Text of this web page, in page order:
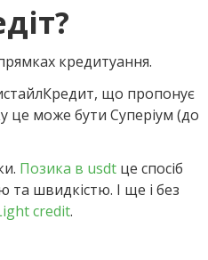
кредитуання.
що пропонує
це може бути Суперіум (до
Позика в usdt це спосіб
швидкістю. І ще і без
credit.